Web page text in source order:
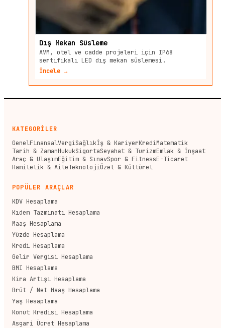
Dış Mekan Süsleme
AVM, otel ve cadde projeleri için IP68
sertifikalı LED dış mekan süslemesi.
İncele →
KATEGORİLER
GenelFinansalVergiSağlıkİş & KariyerKrediMatematik
Tarih & ZamanHukukSigortaSeyahat & TurizmEmlak & İnşaat
Araç & UlaşımEğitim & SınavSpor & FitnessE-Ticaret
Hamilelik & AileTeknolojiÖzel & Kültürel
POPÜLER ARAÇLAR
KDV Hesaplama
Kıdem Tazminatı Hesaplama
Maaş Hesaplama
Yüzde Hesaplama
Kredi Hesaplama
Gelir Vergisi Hesaplama
BMI Hesaplama
Kira Artışı Hesaplama
Brüt / Net Maaş Hesaplama
Yaş Hesaplama
Konut Kredisi Hesaplama
Asgari Ücret Hesaplama